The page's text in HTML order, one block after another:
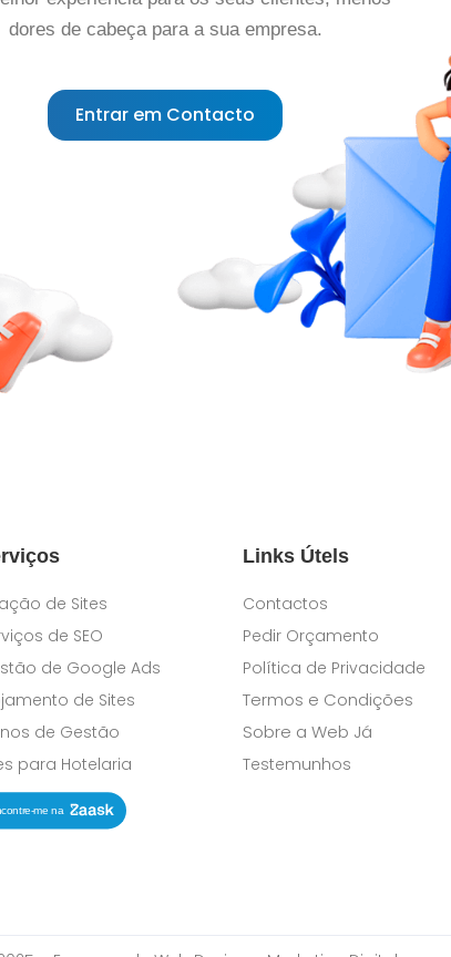
dores de cabeça para a sua empresa.
Entrar em Contacto
de Sites
de SEO
de Google Ads
de Sites
de Gestão
para Hotelaria
Links Útels
Contactos
Pedir Orçamento
Política de Privacidade
Termos e Condições
Sobre a Web Já
Testemunhos